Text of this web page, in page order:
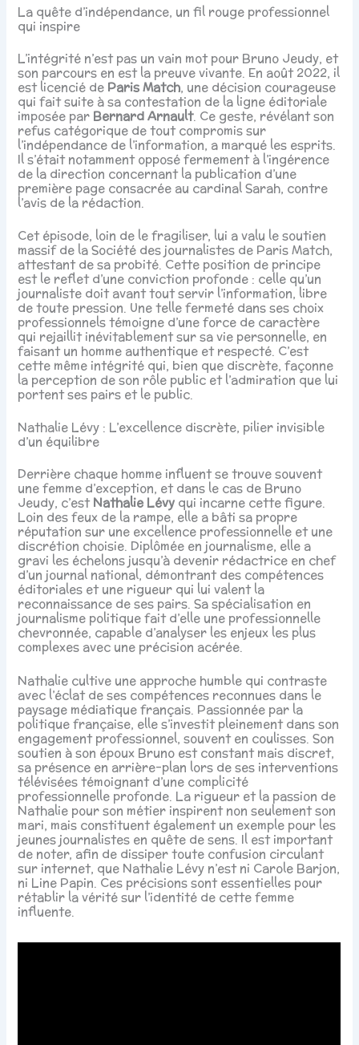
La quête d’indépendance, un fil rouge professionnel
qui inspire
L’intégrité n’est pas un vain mot pour Bruno Jeudy, et
son parcours en est la preuve vivante. En août 2022, il
est licencié de Paris Match, une décision courageuse
qui fait suite à sa contestation de la ligne éditoriale
imposée par Bernard Arnault. Ce geste, révélant son
refus catégorique de tout compromis sur
l’indépendance de l’information, a marqué les esprits.
Il s’était notamment opposé fermement à l’ingérence
de la direction concernant la publication d’une
première page consacrée au cardinal Sarah, contre
l’avis de la rédaction.
Cet épisode, loin de le fragiliser, lui a valu le soutien
massif de la Société des journalistes de Paris Match,
attestant de sa probité. Cette position de principe
est le reflet d’une conviction profonde : celle qu’un
journaliste doit avant tout servir l’information, libre
de toute pression. Une telle fermeté dans ses choix
professionnels témoigne d’une force de caractère
qui rejaillit inévitablement sur sa vie personnelle, en
faisant un homme authentique et respecté. C’est
cette même intégrité qui, bien que discrète, façonne
la perception de son rôle public et l’admiration que lui
portent ses pairs et le public.
Nathalie Lévy : L’excellence discrète, pilier invisible
d’un équilibre
Derrière chaque homme influent se trouve souvent
une femme d’exception, et dans le cas de Bruno
Jeudy, c’estNathalie Lévy qui incarne cette figure.
Loin des feux de la rampe, elle a bâti sa propre
réputation sur une excellence professionnelle et une
discrétion choisie. Diplômée en journalisme, elle a
gravi les échelons jusqu’à devenir rédactrice en chef
d’un journal national, démontrant des compétences
éditoriales et une rigueur qui lui valent la
reconnaissance de ses pairs. Sa spécialisation en
journalisme politique fait d’elle une professionnelle
chevronnée, capable d’analyser les enjeux les plus
complexes avec une précision acérée.
Nathalie cultive une approche humble qui contraste
avec l’éclat de ses compétences reconnues dans le
paysage médiatique français. Passionnée par la
politique française, elle s’investit pleinement dans son
engagement professionnel, souvent en coulisses. Son
soutien à son époux Bruno est constant mais discret,
sa présence en arrière-plan lors de ses interventions
télévisées témoignant d’une complicité
professionnelle profonde. La rigueur et la passion de
Nathalie pour son métier inspirent non seulement son
mari, mais constituent également un exemple pour les
jeunes journalistes en quête de sens. Il est important
de noter, afin de dissiper toute confusion circulant
sur internet, que Nathalie Lévy n’est ni Carole Barjon,
ni Line Papin. Ces précisions sont essentielles pour
rétablir la vérité sur l’identité de cette femme
influente.